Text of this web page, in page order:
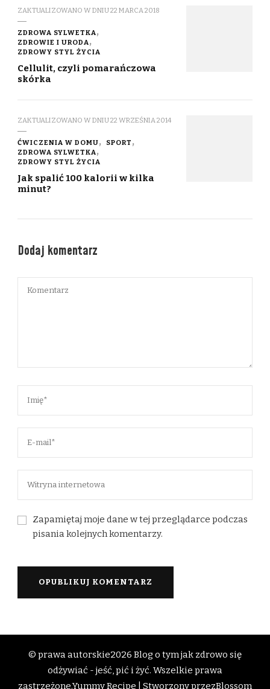
ZAKTUALIZOWANO W DNIU22 MARCA 2018
ZDROWA SYLWETKA
ZDROWIE I URODA
ZDROWY STYL ŻYCIA
Cellulit, czyli pomarańczowa
skórka
ZAKTUALIZOWANO W DNIU22 WRZEŚNIA 2014
ĆWICZENIA W DOMU
SPORT
ZDROWA SYLWETKA
ZDROWY STYL ŻYCIA
Jak spalić 100 kalorii w kilka
minut?
Dodaj komentarz
Zapamiętaj moje dane w tej przeglądarce podczas
pisania kolejnych komentarzy.
© prawa autorskie2026 Blog o tym jak zdrowo się
odżywiać - jeść, pić i żyć. Wszelkie prawa
zastrzeżone.Yummy Recipe | Stworzony przezBlossom